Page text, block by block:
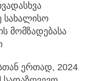
სახალისო
მომზადებასა
ერთად, 2024